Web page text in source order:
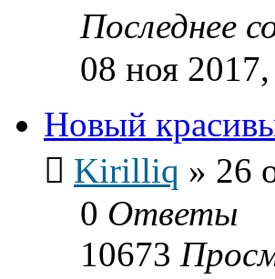
Последнее
08 ноя
Новый
Kirilliq » 26
0 Ответы
10673